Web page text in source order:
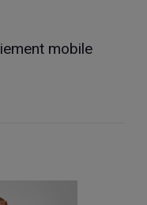
mobile